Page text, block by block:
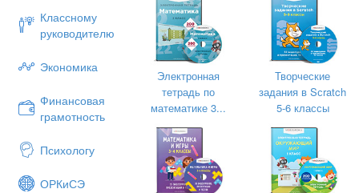
Классному
руководителю
Экономика
Финансовая
грамотность
Психологу
ОРКиСЭ
Дима задача (шутлаççĕ, шутлать,
Эпир бассейнта (ишетпĕр, ишеççĕ,
Вĕсем лайăх (пурăнать, пурăнатпăр,
4-мĕш
Ят, хушамат
Электронная
тетрадь по
математике 3...
Творческие
задания в Sсratch
5-6 классы